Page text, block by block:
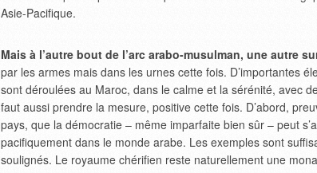
Asie-Pacifique.
Mais à l’autre bout de l’arc arabo-musulman, une autre
par les armes mais dans les urnes cette fois. D’importantes
sont déroulées au Maroc, dans le calme et la sérénité, avec
faut aussi prendre la mesure, positive cette fois. D’abord,
pays, que la démocratie – même imparfaite bien sûr – peut
pacifiquement dans le monde arabe. Les exemples sont
soulignés. Le royaume chérifien reste naturellement une